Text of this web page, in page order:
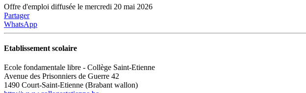
Offre d'emploi diffusée le mercredi 20 mai 2026
Partager
WhatsApp
Etablissement scolaire
Ecole fondamentale libre - Collège Saint-Etienne
Avenue des Prisonniers de Guerre 42
1490 Court-Saint-Etienne (Brabant wallon)